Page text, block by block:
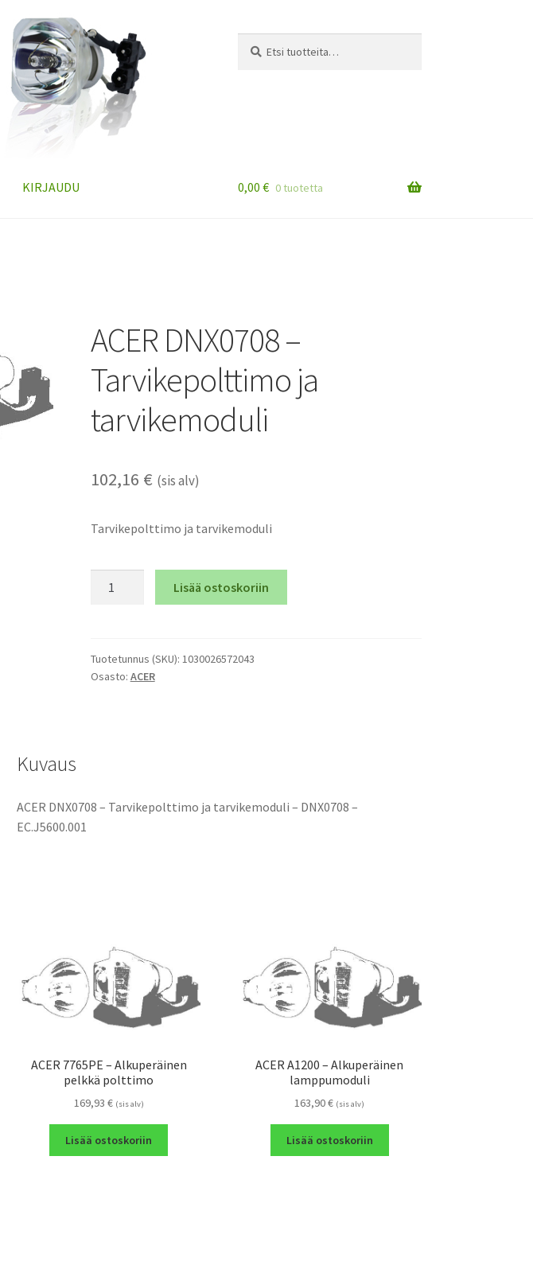
KIRJAUDU 0,00 € 0 tuotetta
ACER DNX0708 –
Tarvikepolttimo ja
tarvikemoduli
102,16 € (sis alv)
Tarvikepolttimo ja tarvikemoduli
ja
tarvikemoduli
Lisää ostoskoriin
Tuotetunnus (SKU): 1030026572043
Osasto: ACER
Kuvaus
ACER DNX0708 – Tarvikepolttimo ja tarvikemoduli – DNX0708 –
EC.J5600.001
ACER 7765PE – Alkuperäinen
pelkkä polttimo
169,93 € (sis alv)
Lisää ostoskoriin
ACER A1200 – Alkuperäinen
lamppumoduli
163,90€ (sis alv)
Lisää ostoskoriin